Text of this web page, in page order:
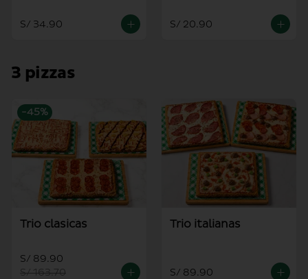
S/ 34.90 S/ 20.90
3 pizzas
-45%
Trio clasicas
S/ 89.90
S/ 163.70
Trio italianas
S/ 89.90